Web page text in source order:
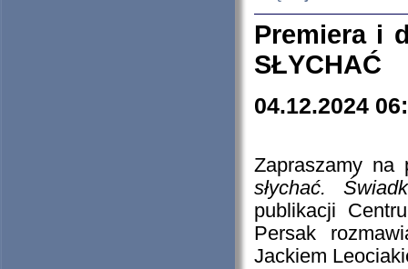
Premiera i
SŁYCHAĆ
04.12.2024
Zapraszamy
słychać.
publikacji
Persak
Jackiem